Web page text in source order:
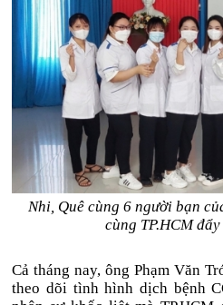
Nhi, Quê cùng 6 người bạn
cùng TP.HCM
Cả tháng nay, ông Phạm Văn
theo dõi tình hình dịch bệnh